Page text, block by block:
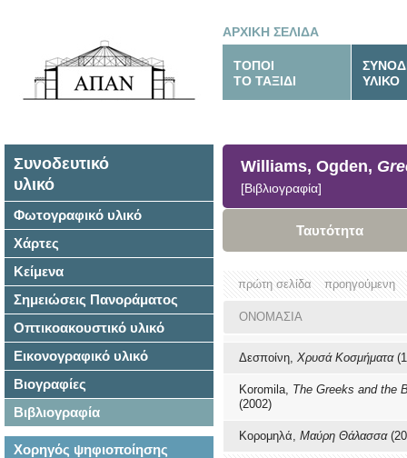
ΑΡΧΙΚΗ ΣΕΛΙΔΑ
ΤΟΠΟΙ
ΤΟ ΤΑΞΙΔΙ
ΥΛΙΚΟ
Συνοδευτικό
υλικό
Φωτογραφικό υλικό
Χάρτες
Κείμενα
Σημειώσεις Πανοράματος
Οπτικοακουστικό υλικό
Εικονογραφικό υλικό
Βιογραφίες
Βιβλιογραφία
Χορηγός ψηφιοποίησης
Williams, Ogden,
[Βιβλιογραφία]
Ταυτότητα
πρώτη σελίδα προηγούμενη
ΟΝΟΜΑΣΙΑ
Δεσποίνη, Χρυσά Κοσμήματα
Koromila, The Greeks and the
(2002)
Κορομηλά, Μαύρη Θάλασσα